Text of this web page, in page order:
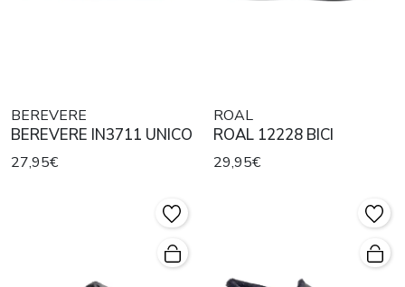
BEREVERE
BEREVERE IN3711 UNICO
27,95€
ROAL
ROAL 12228 BICI
29,95€